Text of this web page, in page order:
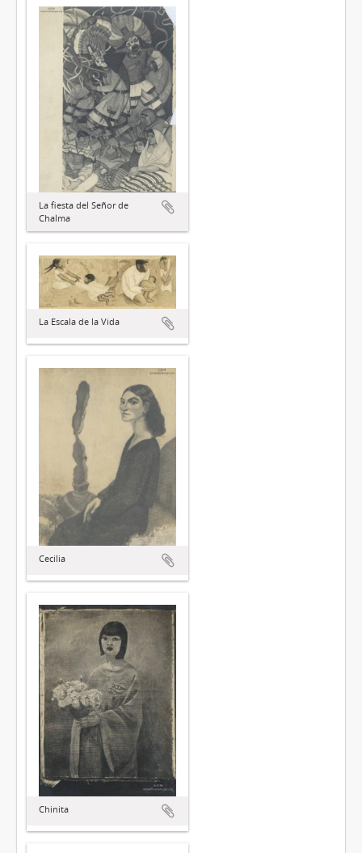
La fiesta del Señor de
Chalma
La Escala de la Vida
Cecilia
Chinita